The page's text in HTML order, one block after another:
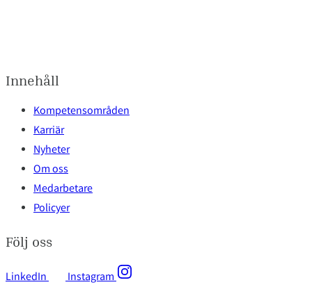
Innehåll
Kompetensområden
Karriär
Nyheter
Om oss
Medarbetare
Policyer
Följ oss
LinkedIn Instagram